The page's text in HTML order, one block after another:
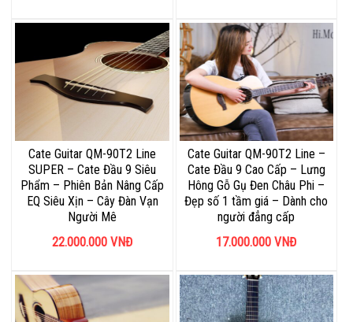
Cate Guitar QM-90T2 Line
SUPER – Cate Đầu 9 Siêu
Phẩm – Phiên Bản Nâng Cấp
EQ Siêu Xịn – Cây Đàn Vạn
Người Mê
22.000.000 VNĐ
Cate Guitar QM-90T2 Line –
Cate Đầu 9 Cao Cấp – Lưng
Hông Gỗ Gụ Đen Châu Phi –
Đẹp số 1 tầm giá – Dành cho
người đẳng cấp
17.000.000 VNĐ